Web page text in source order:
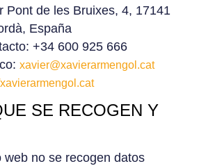
Pont de les Bruixes, 4, 17141
España
+34 600 925 666
xavier@xavierarmengol.cat
SE RECOGEN Y
web no se recogen datos